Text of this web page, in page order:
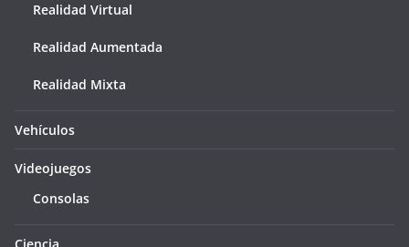
Realidad Virtual
Realidad Aumentada
Realidad Mixta
Vehículos
Videojuegos
Consolas